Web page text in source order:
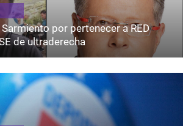
por pertenecer a RED
de ultraderecha